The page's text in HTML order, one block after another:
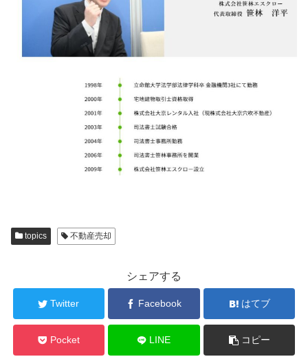
topics 不動産売却
シェアする
Twitter Facebook はてブ
Pocket LINE コピー